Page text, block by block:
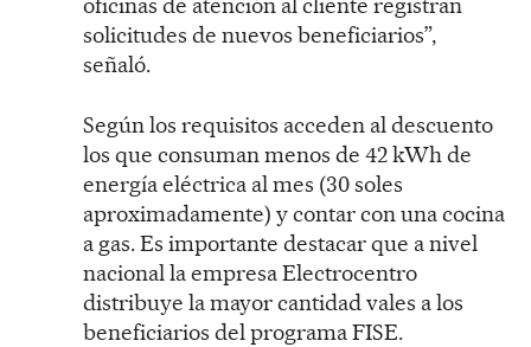
solicitudes de nuevos beneficiarios”,
señaló.
Según los requisitos acceden al descuento
los que consuman menos de 42 kWh de
energía eléctrica al mes (30 soles
aproximadamente) y contar con una cocina
a gas. Es importante destacar que a nivel
nacional la empresa Electrocentro
distribuye la mayor cantidad vales a los
beneficiarios del programa FISE.